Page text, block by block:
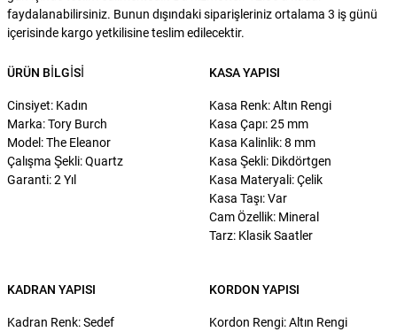
faydalanabilirsiniz. Bunun dışındaki siparişleriniz ortalama 3 iş günü
içerisinde kargo yetkilisine teslim edilecektir.
ÜRÜN BILGISI
Cinsiyet: Kadın
Marka: Tory Burch
Model: The Eleanor
Çalışma Şekli: Quartz
Garanti: 2 Yıl
KASA YAPISI
Kasa Renk: Altın Rengi
Kasa Çapı: 25 mm
Kasa Kalinlik: 8 mm
Kasa Şekli: Dikdörtgen
Kasa Materyali: Çelik
Kasa Taşı: Var
Cam Özellik: Mineral
Tarz: Klasik Saatler
KADRAN YAPISI
Kadran Renk: Sedef
KORDON YAPISI
Kordon Rengi: Altın Rengi